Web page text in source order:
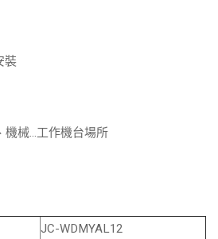
裝
機械...工作機台場所
JC-WDMYAL12